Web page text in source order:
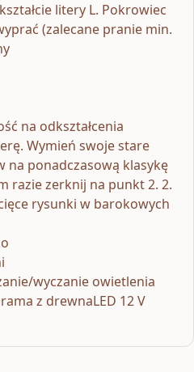
litery L. Pokrowiec
(zalecane pranie min.
na odkształcenia
Wymień swoje stare
na ponadczasową klasykę
razie zerknij na punkt 2. 2.
rysunki w barokowych
wyczanie owietlenia
z drewnaLED 12 V